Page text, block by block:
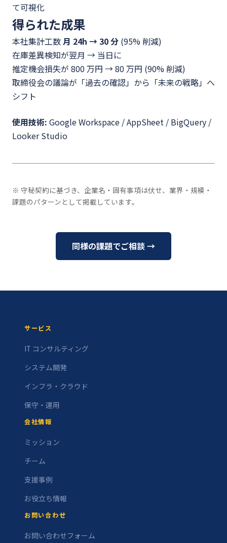
て可視化
得られた成果
本社集計工数月 24h → 30 分 (95% 削減)
在庫差異検知が翌月 → 当日に
推定機会損失が 800 万円 → 80 万円 (90% 削減)
取締役会の議論が「過去の確認」から「未来の戦略」へ
シフト
使用技術: Google Workspace / AppSheet / BigQuery /
Looker Studio
※ 守秘契約に基づき、企業名・固有事項は伏せ、業界・規模・
課題のパターンとして掲載しています。
同様の課題でご相談 →
サービス
IT コンサルティング
システム開発
インフラ・クラウド
保守・運用
会社情報
ミッション
チーム
支援事例
お役立ち情報
お問い合わせ
お問い合わせフォーム